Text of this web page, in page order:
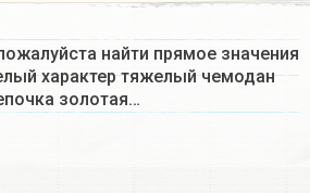
найти прямое значения
характер тяжелый чемодан
золотая…